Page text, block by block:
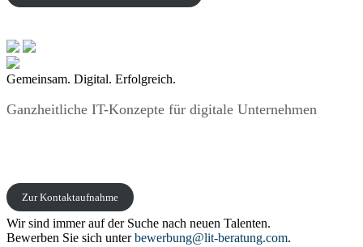
Gemeinsam. Digital. Erfolgreich.
Ganzheitliche IT-Konzepte für digitale Unternehmen
Zur Kontaktaufnahme
Wir sind immer auf der Suche nach neuen Talenten.
Bewerben Sie sich unterbewerbung@lit-beratung.com.